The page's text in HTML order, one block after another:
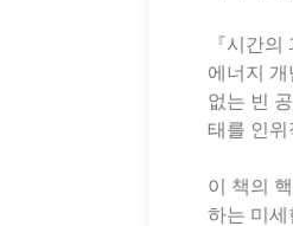
『시간
에너지
없는 빈
태를 인위
이 책의
하는 미세